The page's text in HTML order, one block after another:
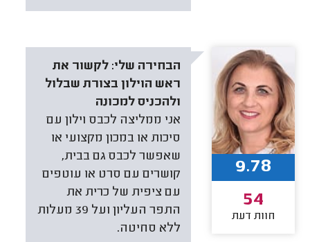
הבחירה שלי: לקשור את
ראש הוילון בצורת שבלול
ולהכניס למכונה
אני ממליצה לכבס וילון עם
סיכות או במכון מקצועי או
שאפשר לכבס גם בבית,
קושרים עם סרט או עוטפים
עם ציפית של כרית את
התפר העליון ועל 39 מעלות
ללא סחיטה.
9.78
54
חוות דעת